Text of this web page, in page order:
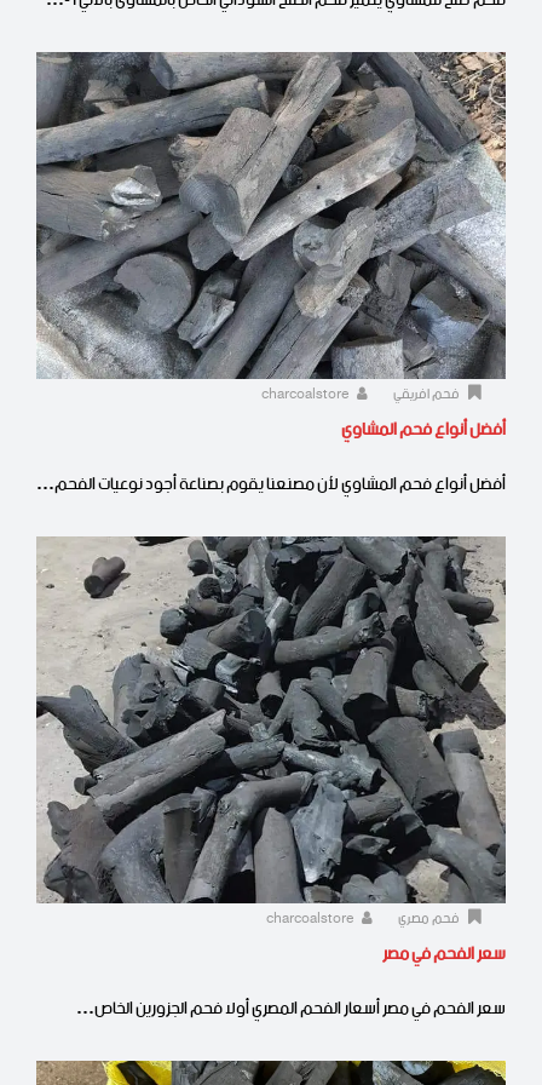
فحم افريقي
أفضل أنواع فحم المشاوي
أفضل أنواع فحم المشاوي لأن مصنعنا يقوم بصناعة أجود نوعيات الفحم…
فحم مصري
سعر الفحم في مصر
سعر الفحم في مصر أسعار الفحم المصري أولا فحم الجزورين الخاص…